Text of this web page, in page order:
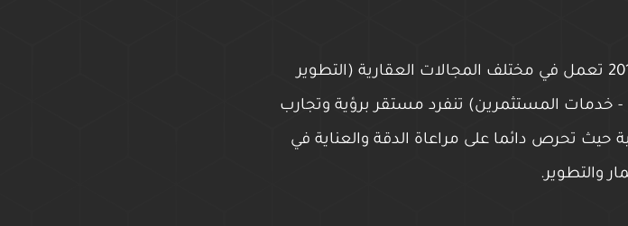
شركة عقارية سعودية تأسست في عام 2013 تعمل في مختلف المجالات العقارية (التطوير
- خدمات المستثمرين) تنفرد مستقر برؤية وتجارب
حيث تحرص دائما على مراعاة الدقة والعناية في
والتطوير.